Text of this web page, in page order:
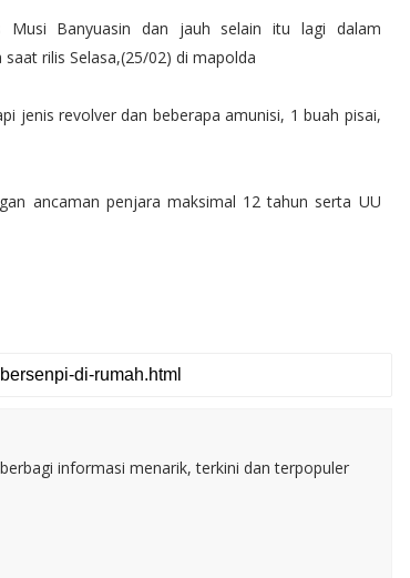
Musi Banyuasin dan jauh selain itu lagi dalam
rilis Selasa,(25/02) di mapolda
jenis revolver dan beberapa amunisi, 1 buah pisai,
ancaman penjara maksimal 12 tahun serta UU
informasi menarik, terkini dan terpopuler